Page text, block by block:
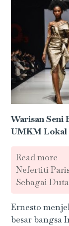
Warisan Seni
UMKM Lokal
Read more
Nefertiti
Sebagai Duta
Ernesto
besar bangsa